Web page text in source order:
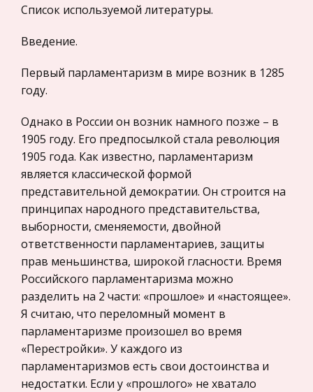
Гражданское процессуальное право
Законодательство и право
Прокурорский надзор
Геология
Административное право
Историческая личность
Банковское дело и кредитование
Архитектура
Искусство
Конституционное (государственное) право
России
Экономико-математическое
моделирование
Право
Компьютеры и периферийные устройства
Астрономия
Программное обеспечение
религиозная картина мира
философская картина мира, является категория
абстрактное понятие. Прежде всего термин
«быть» означает наличествов
Инфекционные заболевания как одно из
негативных последствий глобализации
Вместе с экономической интеграцией,
увеличением политических и культурных
контактов участились случаи заболевани я
инфекционными болезн я ми. К сожалению, те
болезни, которые еще к середине 20 века сч
Утилитаризм. Его истоки и проявления
Наиболее яркое выражение утилитаризм
получает в принципе полезности,
сформулированном Бентамом (1748-1832) в
книгах «Введение в принципы морали и права»
(1789) и «Деонтология, или наука о морали » (18
Список используемой литературы.
Введение.
Первый парламентаризм в мире возник в 1285
году.
Однако в России он возник намного позже – в
1905 году. Его предпосылкой стала революция
1905 года. Как известно, парламентаризм
является классической формой
представительной демократии. Он строится на
принципах народного представительства,
выборности, сменяемости, двойной
ответственности парламентариев, защиты
прав меньшинства, широкой гласности. Время
Российского парламентаризма можно
разделить на 2 части: «прошлое» и «настоящее».
Я считаю, что переломный момент в
парламентаризме произошел во время
«Перестройки». У каждого из
парламентаризмов есть свои достоинства и
недостатки. Если у «прошлого» не хватало